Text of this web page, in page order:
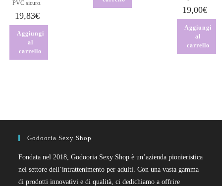
PVC sicuro.
19,83€
Aggiungi
al
carrello
19,00€
Aggiungi
al
carrello
Godooria Sexy Shop
Fondata nel 2018, Godooria Sexy Shop è un’azienda pionieristica
nel settore dell’intrattenimento per adulti. Con una vasta gamma
di prodotti innovativi e di qualità, ci dedichiamo a offrire